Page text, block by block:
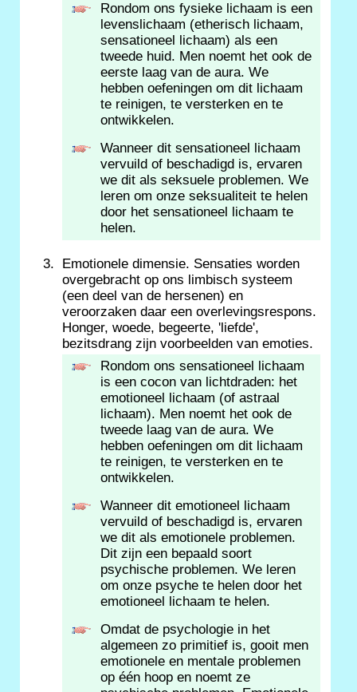
Rondom ons fysieke lichaam is een
levenslichaam (etherisch lichaam,
sensationeel lichaam) als een
tweede huid. Men noemt het ook de
eerste laag van de aura. We
hebben oefeningen om dit lichaam
te reinigen, te versterken en te
ontwikkelen.
Wanneer dit sensationeel lichaam
vervuild of beschadigd is, ervaren
we dit als seksuele problemen. We
leren om onze seksualiteit te helen
door het sensationeel lichaam te
helen.
Emotionele dimensie. Sensaties worden
overgebracht op ons limbisch systeem
(een deel van de hersenen) en
veroorzaken daar een overlevingsrespons.
Honger, woede, begeerte, 'liefde',
bezitsdrang zijn voorbeelden van emoties.
Rondom ons sensationeel lichaam
is een cocon van lichtdraden: het
emotioneel lichaam (of astraal
lichaam). Men noemt het ook de
tweede laag van de aura. We
hebben oefeningen om dit lichaam
te reinigen, te versterken en te
ontwikkelen.
Wanneer dit emotioneel lichaam
vervuild of beschadigd is, ervaren
we dit als emotionele problemen.
Dit zijn een bepaald soort
psychische problemen. We leren
om onze psyche te helen door het
emotioneel lichaam te helen.
Omdat de psychologie in het
algemeen zo primitief is, gooit men
emotionele en mentale problemen
op één hoop en noemt ze